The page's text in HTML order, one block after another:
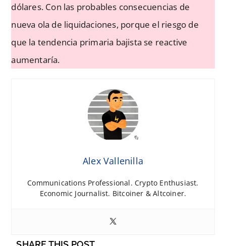
dólares. Con las probables consecuencias de
nueva ola de liquidaciones, porque el riesgo de
que la tendencia primaria bajista se reactive
aumentaría.
Alex Vallenilla
Communications Professional. Crypto Enthusiast.
Economic Journalist. Bitcoiner & Altcoiner.